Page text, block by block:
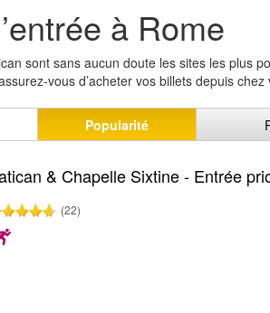
à Rome
sont sans aucun doute les sites les plus
vous d’acheter vos billets depuis
Popularité
& Chapelle Sixtine - Entrée
(22)